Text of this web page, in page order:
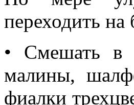
переходить
• Смешать в
малины,
фиалки